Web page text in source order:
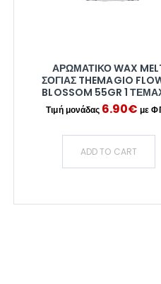
ΑΡΩΜΑΤΙΚΌ WAX
ΣΌΓΙΑΣ THEMAGIO
BLOSSOM 55GR 1
6.90€
ADD TO CART